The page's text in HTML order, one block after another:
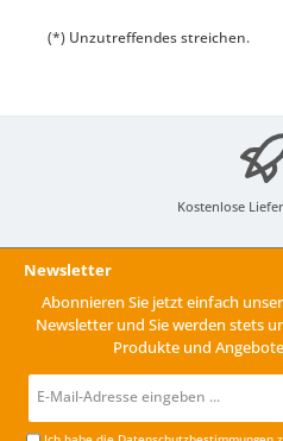
(*) Unzutreffendes streichen.
Kostenlose
Newsletter
Abonnieren Sie jetzt einfach
Newsletter und Sie werden stets
Produkte und
Mail-